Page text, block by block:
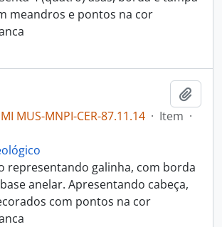
meandros e pontos na cor
MUS-MNPI-CER-87.11.14 · Item ·
representando galinha, com borda
anelar. Apresentando cabeça,
com pontos na cor